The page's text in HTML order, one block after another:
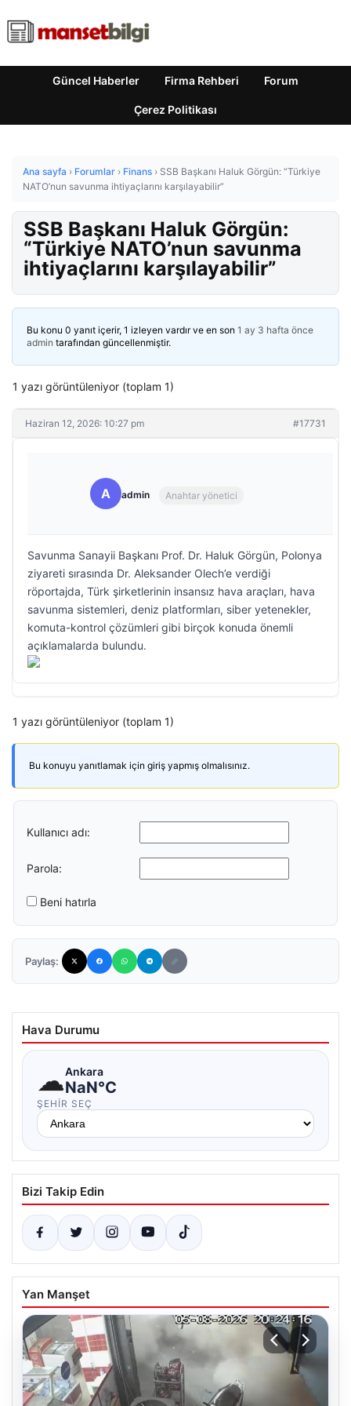
Güncel Haberler Firma Rehberi Forum
Çerez Politikası
Ana sayfa › Forumlar › Finans › SSB Başkanı Haluk Görgün: “Türkiye
NATO’nun savunma ihtiyaçlarını karşılayabilir”
SSB Başkanı Haluk Görgün:
“Türkiye NATO’nun savunma
ihtiyaçlarını karşılayabilir”
Bu konu 0 yanıt içerir, 1 izleyen vardır ve en son 1 ay 3 hafta önce
admin tarafından güncellenmiştir.
1 yazı görüntüleniyor (toplam 1)
Haziran 12, 2026: 10:27 pm #17731
A admin Anahtar yönetici
Savunma Sanayii Başkanı Prof. Dr. Haluk Görgün, Polonya
ziyareti sırasında Dr. Aleksander Olech’e verdiği
röportajda, Türk şirketlerinin insansız hava araçları, hava
savunma sistemleri, deniz platformları, siber yetenekler,
komuta-kontrol çözümleri gibi birçok konuda önemli
açıklamalarda bulundu.
1 yazı görüntüleniyor (toplam 1)
Bu konuyu yanıtlamak için giriş yapmış olmalısınız.
Kullanıcı adı:
Parola:
Beni hatırla
Paylaş:
Hava Durumu
☁Ankara
NaN°C
ŞEHIR SEÇ
Bizi Takip Edin
Yan Manşet